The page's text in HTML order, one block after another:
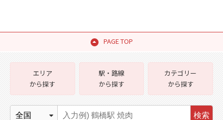
PAGE TOP
エリア
から探す
駅・路線
から探す
カテゴリー
から探す
検索